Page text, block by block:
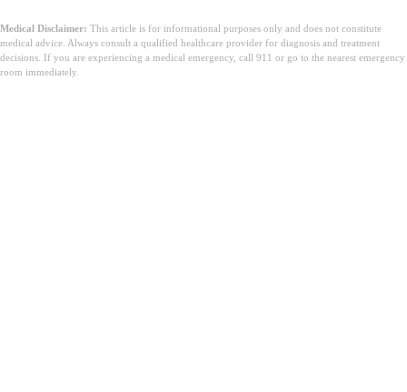
Medical Disclaimer: This article is for informational purposes only and does not constitute
medical advice. Always consult a qualified healthcare provider for diagnosis and treatment
decisions. If you are experiencing a medical emergency, call 911 or go to the nearest emergency
room immediately.